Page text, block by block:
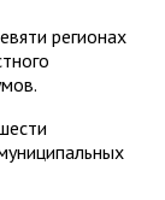
регионах